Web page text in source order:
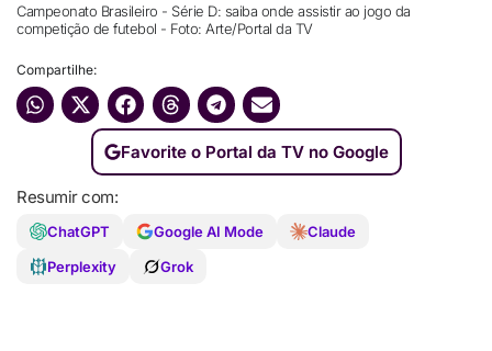
Campeonato Brasileiro - Série D: saiba onde assistir ao jogo da
competição de futebol - Foto: Arte/Portal da TV
Compartilhe:
Favorite o Portal da TV no Google
Resumir com:
ChatGPT Google AI Mode
Claude
Perplexity
Grok